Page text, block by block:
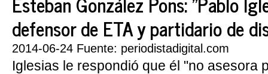
defensor de ETA y partidario de
2014-06-24 Fuente: periodistadigital.com
Iglesias le respondió que él "no asesora